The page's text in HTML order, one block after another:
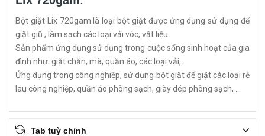
Bột giặt Lix 720gam là loại bột giặt được ứng dụng sử dụng để
giặt giũ , làm sạch các loại vải vóc, vật liệu.
Sản phẩm ứng dụng sử dụng trong cuộc sống sinh hoạt của gia
đình như: giặt chăn, mà, quần áo, các loại vải,.
Ứng dụng trong công nghiệp, sử dụng bột giặt để giặt các loại rẻ
lau công nghiệp, quần áo phòng sạch, giày dép phòng sạch, ...
Tab tuỳ chỉnh